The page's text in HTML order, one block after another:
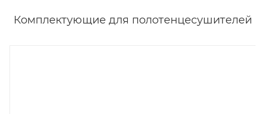
Комплектующие для полотенцесушителей